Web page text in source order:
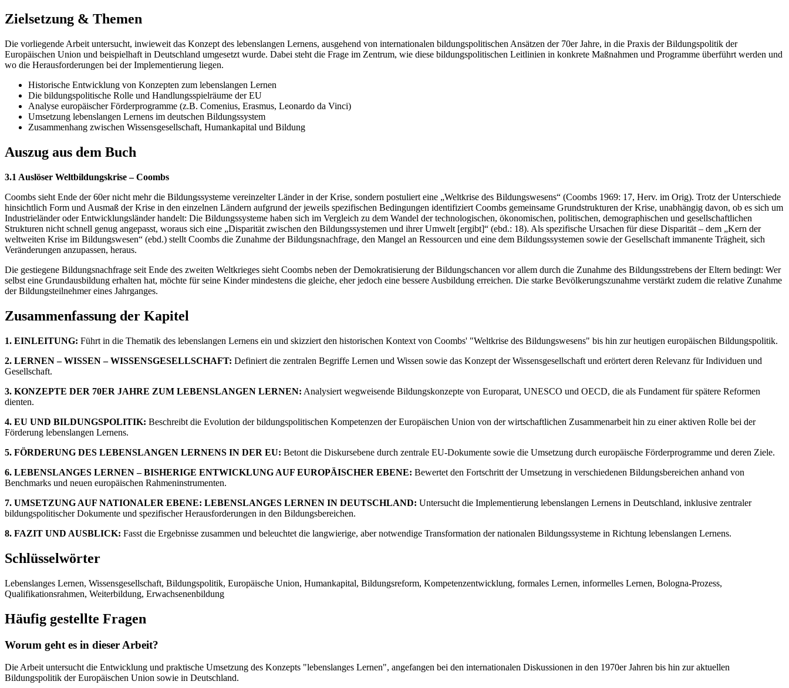
Zielsetzung & Themen
Die vorliegende Arbeit untersucht, inwieweit das Konzept des lebenslangen Lernens, ausgehend von internationalen bildungspolitischen Ansätzen der 70er Jahre, in die Praxis der Bildungspolitik der
Europäischen Union und beispielhaft in Deutschland umgesetzt wurde. Dabei steht die Frage im Zentrum, wie diese bildungspolitischen Leitlinien in konkrete Maßnahmen und Programme überführt werden und
wo die Herausforderungen bei der Implementierung liegen.
Historische Entwicklung von Konzepten zum lebenslangen Lernen
Die bildungspolitische Rolle und Handlungsspielräume der EU
Analyse europäischer Förderprogramme (z.B. Comenius, Erasmus, Leonardo da Vinci)
Umsetzung lebenslangen Lernens im deutschen Bildungssystem
Zusammenhang zwischen Wissensgesellschaft, Humankapital und Bildung
Auszug aus dem Buch
3.1 Auslöser Weltbildungskrise – Coombs
Coombs sieht Ende der 60er nicht mehr die Bildungssysteme vereinzelter Länder in der Krise, sondern postuliert eine „Weltkrise des Bildungswesens“ (Coombs 1969: 17, Herv. im Orig). Trotz der Unterschiede
hinsichtlich Form und Ausmaß der Krise in den einzelnen Ländern aufgrund der jeweils spezifischen Bedingungen identifiziert Coombs gemeinsame Grundstrukturen der Krise, unabhängig davon, ob es sich um
Industrieländer oder Entwicklungsländer handelt: Die Bildungssysteme haben sich im Vergleich zu dem Wandel der technologischen, ökonomischen, politischen, demographischen und gesellschaftlichen
Strukturen nicht schnell genug angepasst, woraus sich eine „Disparität zwischen den Bildungssystemen und ihrer Umwelt [ergibt]“ (ebd.: 18). Als spezifische Ursachen für diese Disparität – dem „Kern der
weltweiten Krise im Bildungswesen“ (ebd.) stellt Coombs die Zunahme der Bildungsnachfrage, den Mangel an Ressourcen und eine dem Bildungssystemen sowie der Gesellschaft immanente Trägheit, sich
Veränderungen anzupassen, heraus.
Die gestiegene Bildungsnachfrage seit Ende des zweiten Weltkrieges sieht Coombs neben der Demokratisierung der Bildungschancen vor allem durch die Zunahme des Bildungsstrebens der Eltern bedingt: Wer
selbst eine Grundausbildung erhalten hat, möchte für seine Kinder mindestens die gleiche, eher jedoch eine bessere Ausbildung erreichen. Die starke Bevölkerungszunahme verstärkt zudem die relative Zunahme
der Bildungsteilnehmer eines Jahrganges.
Zusammenfassung der Kapitel
1. EINLEITUNG: Führt in die Thematik des lebenslangen Lernens ein und skizziert den historischen Kontext von Coombs' "Weltkrise des Bildungswesens" bis hin zur heutigen europäischen Bildungspolitik.
2. LERNEN – WISSEN – WISSENSGESELLSCHAFT: Definiert die zentralen Begriffe Lernen und Wissen sowie das Konzept der Wissensgesellschaft und erörtert deren Relevanz für Individuen und
Gesellschaft.
3. KONZEPTE DER 70ER JAHRE ZUM LEBENSLANGEN LERNEN: Analysiert wegweisende Bildungskonzepte von Europarat, UNESCO und OECD, die als Fundament für spätere Reformen
dienten.
4. EU UND BILDUNGSPOLITIK: Beschreibt die Evolution der bildungspolitischen Kompetenzen der Europäischen Union von der wirtschaftlichen Zusammenarbeit hin zu einer aktiven Rolle bei der
Förderung lebenslangen Lernens.
5. FÖRDERUNG DES LEBENSLANGEN LERNENS IN DER EU: Betont die Diskursebene durch zentrale EU-Dokumente sowie die Umsetzung durch europäische Förderprogramme und deren Ziele.
6. LEBENSLANGES LERNEN – BISHERIGE ENTWICKLUNG AUF EUROPÄISCHER EBENE: Bewertet den Fortschritt der Umsetzung in verschiedenen Bildungsbereichen anhand von
Benchmarks und neuen europäischen Rahmeninstrumenten.
7. UMSETZUNG AUF NATIONALER EBENE: LEBENSLANGES LERNEN IN DEUTSCHLAND: Untersucht die Implementierung lebenslangen Lernens in Deutschland, inklusive zentraler
bildungspolitischer Dokumente und spezifischer Herausforderungen in den Bildungsbereichen.
8. FAZIT UND AUSBLICK: Fasst die Ergebnisse zusammen und beleuchtet die langwierige, aber notwendige Transformation der nationalen Bildungssysteme in Richtung lebenslangen Lernens.
Schlüsselwörter
Lebenslanges Lernen, Wissensgesellschaft, Bildungspolitik, Europäische Union, Humankapital, Bildungsreform, Kompetenzentwicklung, formales Lernen, informelles Lernen, Bologna-Prozess,
Qualifikationsrahmen, Weiterbildung, Erwachsenenbildung
Häufig gestellte Fragen
Worum geht es in dieser Arbeit?
Die Arbeit untersucht die Entwicklung und praktische Umsetzung des Konzepts "lebenslanges Lernen", angefangen bei den internationalen Diskussionen in den 1970er Jahren bis hin zur aktuellen
Bildungspolitik der Europäischen Union sowie in Deutschland.